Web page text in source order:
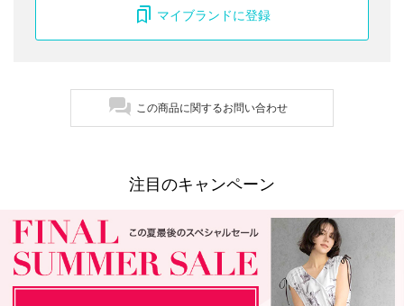
マイブランドに登録
この商品に関するお問い合わせ
注目のキャンペーン